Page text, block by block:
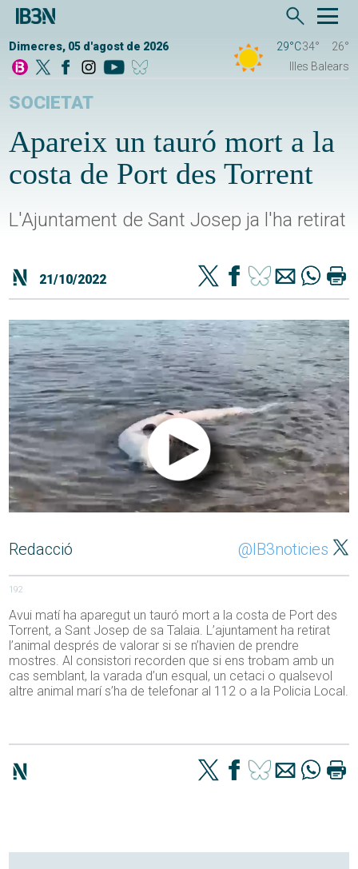
Dimecres, 05 d'agost de 2026 29°C34°
26°
Illes Balears
SOCIETAT
Apareix un tauró mort a la
costa de Port des Torrent
L'Ajuntament de Sant Josep ja l'ha retirat
21/10/2022
Redacció @IB3noticies
192
Avui matí ha aparegut un tauró mort a la costa de Port des
Torrent, a Sant Josep de sa Talaia. L’ajuntament ha retirat
l’animal després de valorar si se n’havien de prendre
mostres. Al consistori recorden que si ens trobam amb un
cas semblant, la varada d’un esqual, un cetaci o qualsevol
altre animal marí s’ha de telefonar al 112 o a la Policia Local.